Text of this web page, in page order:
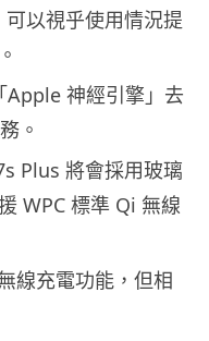
以視乎使用情況提
Apple 神經引擎」去
。
Plus 將會採用玻璃
WPC 標準 Qi 無線
線充電功能，但相